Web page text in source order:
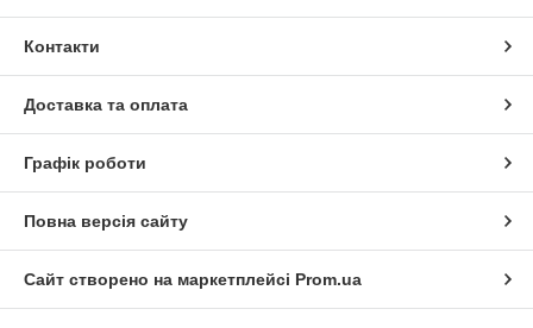
Контакти
Доставка та оплата
Графік роботи
Повна версія сайту
Сайт створено на маркетплейсі Prom.ua